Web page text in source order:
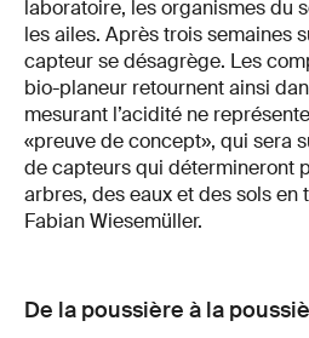
laboratoire, les organismes du
les ailes. Après trois semaines
capteur se désagrège. Les
bio-planeur retournent ainsi
mesurant l’acidité ne
«preuve de concept», qui sera
de capteurs qui détermineront
arbres, des eaux et des sols en
Fabian Wiesemüller.
De la poussière à la